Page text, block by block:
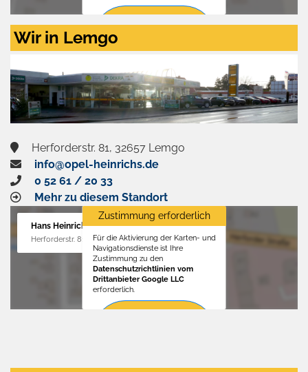
Zustimmen
aktivieren
Wir in Lemgo
Herforderstr. 81, 32657 Lemgo
info@opel-heinrichs.de
0 52 61 / 20 33
Mehr zu diesem Standort
Hans Heinrichs GmbH
Herforderstr. 81, 32657 Lemgo
Zustimmung erforderlich
Für die Aktivierung der Karten- und
Navigationsdienste ist Ihre
Zustimmung zu den
Datenschutzrichtlinien vom
Drittanbieter Google LLC
erforderlich.